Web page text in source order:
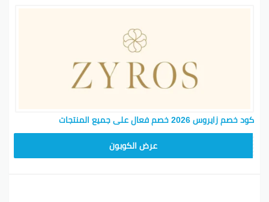
كود خصم زايروس 2026 خصم فعال على جميع المنتجات
عرض الكوبون